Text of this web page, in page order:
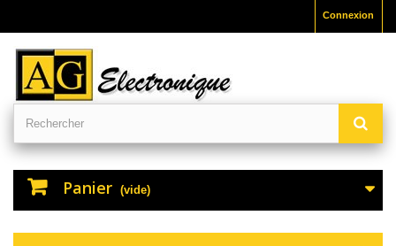
Connexion
Panier (vide)